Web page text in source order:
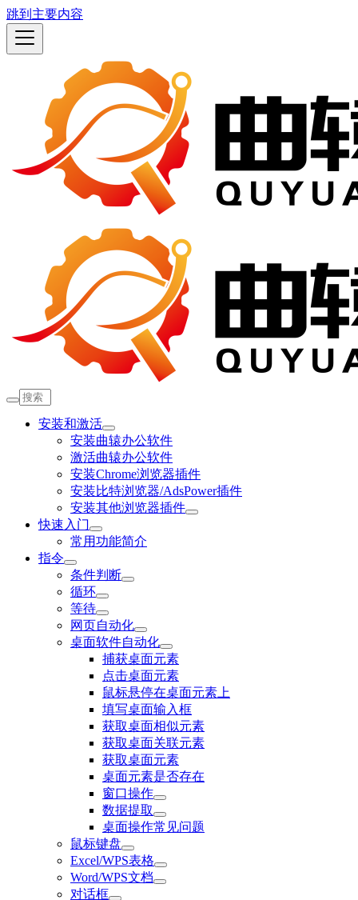
跳到主要内容
安装和激活
安装曲辕办公软件
激活曲辕办公软件
安装Chrome浏览器插件
安装比特浏览器/AdsPower插件
安装其他浏览器插件
快速入门
常用功能简介
指令
条件判断
循环
等待
网页自动化
桌面软件自动化
捕获桌面元素
点击桌面元素
鼠标悬停在桌面元素上
填写桌面输入框
获取桌面相似元素
获取桌面关联元素
获取桌面元素
桌面元素是否存在
窗口操作
数据提取
桌面操作常见问题
鼠标键盘
Excel/WPS表格
Word/WPS文档
对话框